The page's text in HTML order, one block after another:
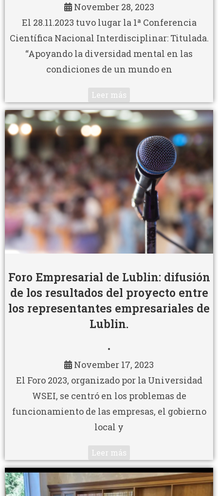
November 28, 2023
El 28.11.2023 tuvo lugar la 1ª Conferencia
Científica Nacional Interdisciplinar: Titulada.
“Apoyando la diversidad mental en las
condiciones de un mundo en
Leer más
Foro Empresarial de Lublin: difusión
de los resultados del proyecto entre
los representantes empresariales de
Lublin.
•
November 17, 2023
El Foro 2023, organizado por la Universidad
WSEI, se centró en los problemas de
funcionamiento de las empresas, el gobierno
local y
Leer más